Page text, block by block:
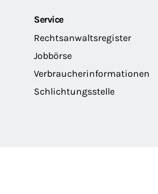
Service
Rechtsanwaltsregister
Jobbörse
Verbraucherinformationen
Schlichtungsstelle